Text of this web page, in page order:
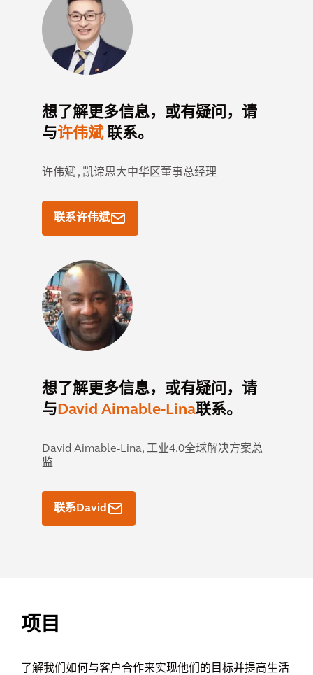
想了解更多信息，或有疑问，请
与许伟斌联系。
许伟斌 , 凯谛思大中华区董事总经理
联系许伟斌
想了解更多信息，或有疑问，请
与David Aimable-Lina联系。
David Aimable-Lina, 工业4.0全球解决方案总
监
联系David
项目
了解我们如何与客户合作来实现他们的目标并提高生活